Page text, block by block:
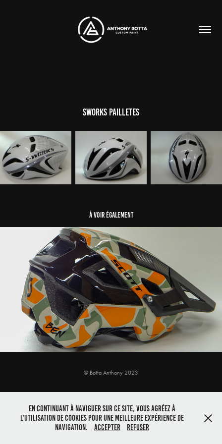
Sworks pailletes
À voir également
Camo crew julbo
© Botta Anthony 2023
En continuant à naviguer sur ce site, vous agréez à
l’utilisation de cookies pour une meilleure expérience de
navigation.
Accepter Refuser